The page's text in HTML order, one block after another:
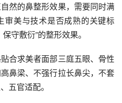
然的鼻整形效果，需要同时满
审美与技术是否成熟的关键标
守敷衍”的整形效果。
合求美者面部三庭五眼、骨性
鼻梁、不强行拉长鼻尖，不套
五官适配。